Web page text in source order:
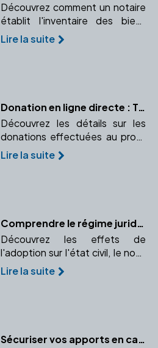
Découvrez comment un notaire
établit l'inventaire des biens
pour une succession et
pourquoi un inventaire précis
Lire la suite
Donation en ligne directe : Tout ce que vous devez savoir
Découvrez les détails sur les
donations effectuées au profit
des descendants, avec leurs
implications fiscales. Apprenez
Lire la suite
Comprendre le régime juridique de l'adopté et ses changements
Découvrez les effets de
l'adoption sur l'état civil, le nom,
et les droits de l'enfant adopté.
Comprendre l'impact de
Lire la suite
Sécuriser vos apports en capital : l'importance de faire appel à un notaire